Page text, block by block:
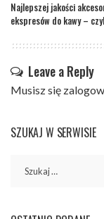
Najlepszej jakości
ekspresów do kawy –
Leave a Reply
Musisz się
SZUKAJ W SERWISIE